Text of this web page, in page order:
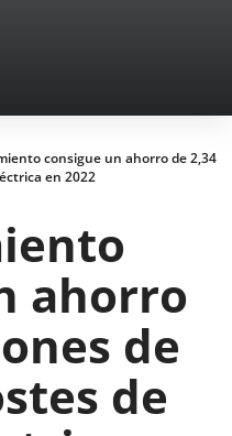
consigue un ahorro de 2,34
en 2022
ahorro
de
de